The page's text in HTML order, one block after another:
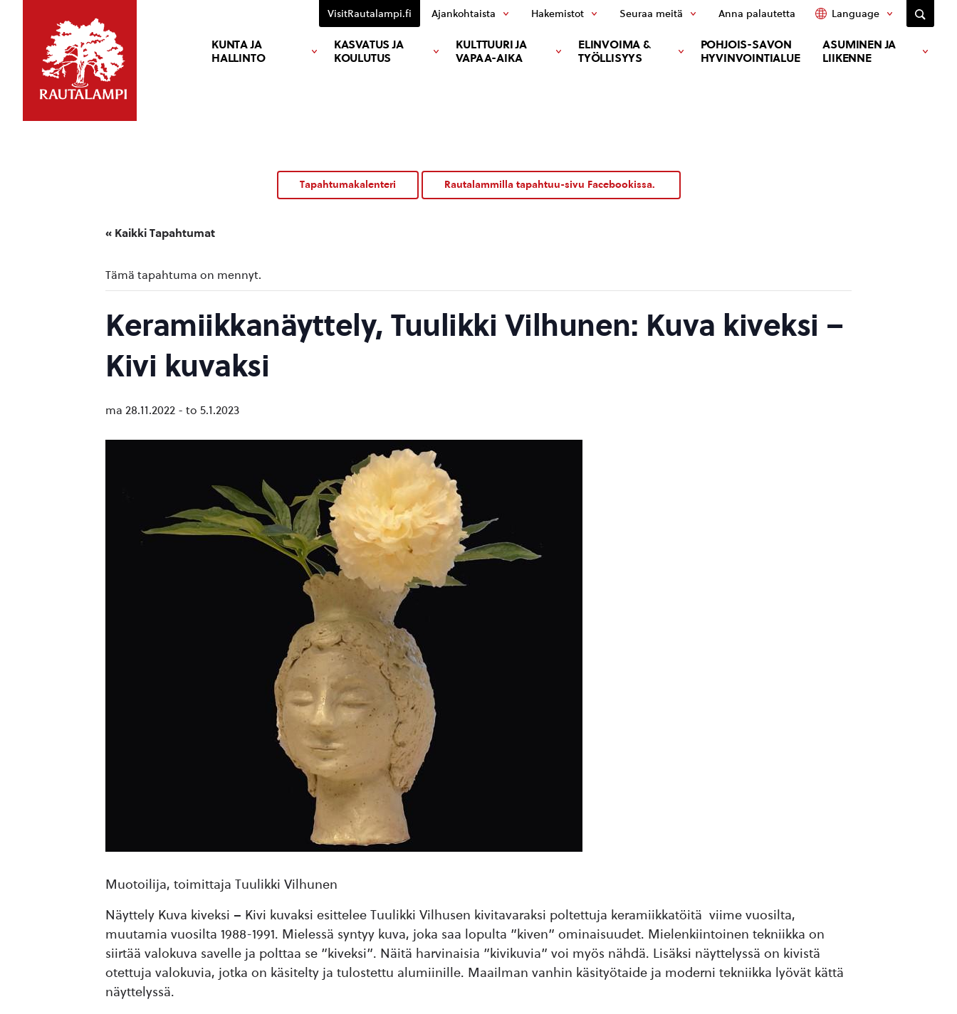
KUNTA JA
HALLINTO
KASVATUS JA
KOULUTUS
KULTTUURI JA
VAPAA-AIKA
ELINVOIMA &
TYÖLLISYYS
POHJOIS-SAVON
HYVINVOINTIALUE
ASUMINEN JA
LIIKENNE
VisitRautalampi.fi Ajankohtaista Hakemistot Seuraa meitä Anna palautetta Language
Tapahtumakalenteri Rautalammilla tapahtuu-sivu Facebookissa.
« Kaikki Tapahtumat
Tämä tapahtuma on mennyt.
Keramiikkanäyttely, Tuulikki Vilhunen: Kuva kiveksi –
Kivi kuvaksi
ma 28.11.2022 - to 5.1.2023
Muotoilija, toimittaja Tuulikki Vilhunen
Näyttely Kuva kiveksi – Kivi kuvaksi esittelee Tuulikki Vilhusen kivitavaraksi poltettuja keramiikkatöitä viime vuosilta,
muutamia vuosilta 1988-1991. Mielessä syntyy kuva, joka saa lopulta ”kiven” ominaisuudet. Mielenkiintoinen tekniikka on
siirtää valokuva savelle ja polttaa se ”kiveksi”. Näitä harvinaisia ”kivikuvia” voi myös nähdä. Lisäksi näyttelyssä on kivistä
otettuja valokuvia, jotka on käsitelty ja tulostettu alumiinille. Maailman vanhin käsityötaide ja moderni tekniikka lyövät kättä
näyttelyssä.